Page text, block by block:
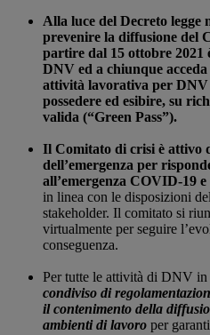
Alla luce del Decreto legge
prevenire la diffusione del
partire dal 15 ottobre 2021
DNV ed a chiunque
attività lavorativa per DNV
possedere ed esibire, su
valida (“Green Pass”).
Il Comitato di crisi è attivo
dell’emergenza per
all’emergenza COVID-19
in linea con le disposizioni
stakeholder. Il comitato si
virtualmente per seguire
conseguenza.
Per tutte le attività di DNV
condiviso di
il contenimento della
ambienti di lavoro per